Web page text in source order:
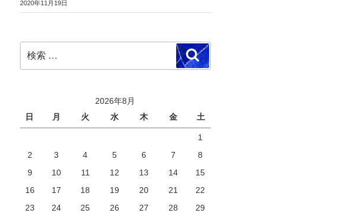
2020年11月19日
索:
検
索
2026年8月
日
月 火 水 木 金 土
1
2
3 4 5 6 7
8
9
10 11 12 13 14
15
16
17 18 19 20 21
22
23
24 25 26 27 28
29